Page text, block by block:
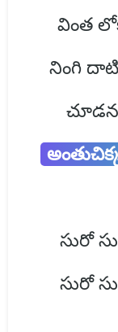
వింత
నింగి
సురో
సురో